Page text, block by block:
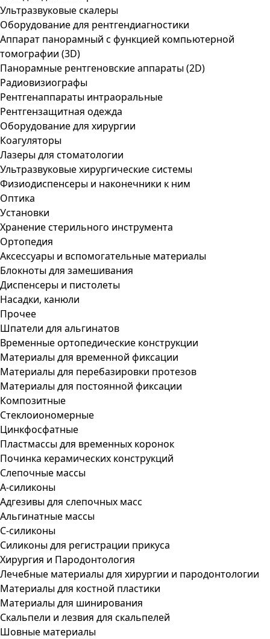
Ультразвуковые скалеры
Оборудование для рентгендиагностики
Аппарат панорамный с функцией компьютерной
томографии (3D)
Панорамные рентгеновские аппараты (2D)
Радиовизиографы
Рентгенаппараты интраоральные
Рентгензащитная одежда
Оборудование для хирургии
Коагуляторы
Лазеры для стоматологии
Ультразвуковые хирургические системы
Физиодиспенсеры и наконечники к ним
Оптика
Установки
Хранение стерильного инструмента
Ортопедия
Аксессуары и вспомогательные материалы
Блокноты для замешивания
Диспенсеры и пистолеты
Насадки, канюли
Прочее
Шпатели для альгинатов
Временные ортопедические конструкции
Материалы для временной фиксации
Материалы для перебазировки протезов
Материалы для постоянной фиксации
Композитные
Стеклоиономерные
Цинкфосфатные
Пластмассы для временных коронок
Починка керамических конструкций
Слепочные массы
А-силиконы
Адгезивы для слепочных масс
Альгинатные массы
С-силиконы
Силиконы для регистрации прикуса
Хирургия и Пародонтология
Лечебные материалы для хирургии и пародонтологии
Материалы для костной пластики
Материалы для шинирования
Скальпели и лезвия для скальпелей
Шовные материалы